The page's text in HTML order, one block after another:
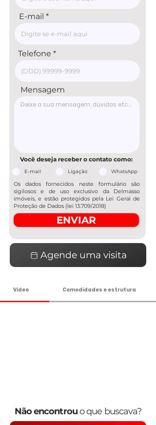
E-mail
Telefone
Mensagem
Você deseja receber o contato como:
E-mail Ligação WhatsApp
Os dados fornecidos neste formulário são
sigilosos e de uso exclusivo da Delmasso
imóveis, e estão protegidos pela Lei Geral de
Proteção de Dados (lei 13.709/2018)
ENVIAR
Agende uma visita
Vídeo Comodidades e estrutura
Não encontrouo que buscava?